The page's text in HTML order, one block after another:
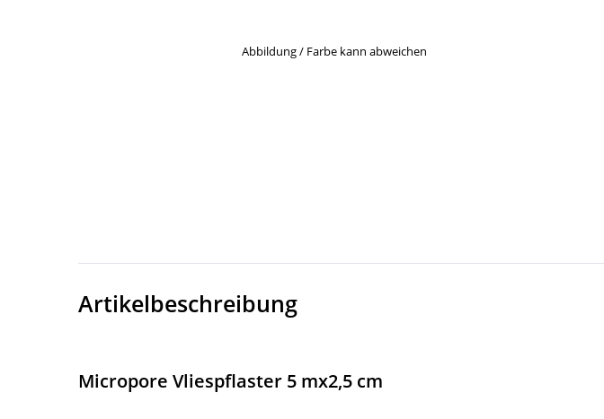
Abbildung / Farbe kann abweichen
Artikelbeschreibung
Micropore Vliespflaster 5 mx2,5 cm